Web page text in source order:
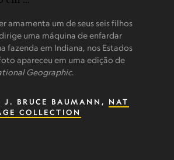
amamenta um de seus seis filhos
uma máquina de enfardar
fazenda em Indiana, nos Estados
apareceu em uma edição de
Geographic.
J. BRUCE BAUMANN, NAT
COLLECTION